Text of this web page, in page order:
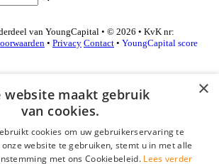
van YoungCapital • © 2026 • KvK nr:
• Privacy Contact • YoungCapital score
×
website maakt gebruik
van cookies.
cookies om uw gebruikerservaring te
website te gebruiken, stemt u in met alle
met ons Cookiebeleid. Lees verder